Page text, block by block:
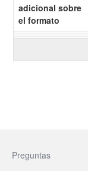
adicional sobre
el formato
Preguntas